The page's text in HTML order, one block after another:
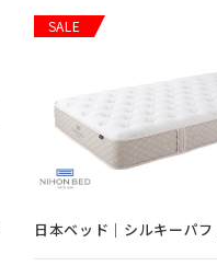
SALE
日本ベッド｜シルキーパ